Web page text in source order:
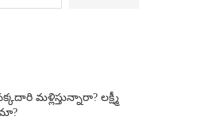
మళ్లిస్తున్నారా? లక్ష్మీ